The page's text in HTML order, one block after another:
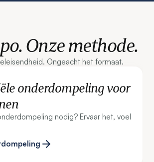
Onze methode.
Ongeacht het formaat.
onderdompeling voor
nodig? Ervaar het, voel